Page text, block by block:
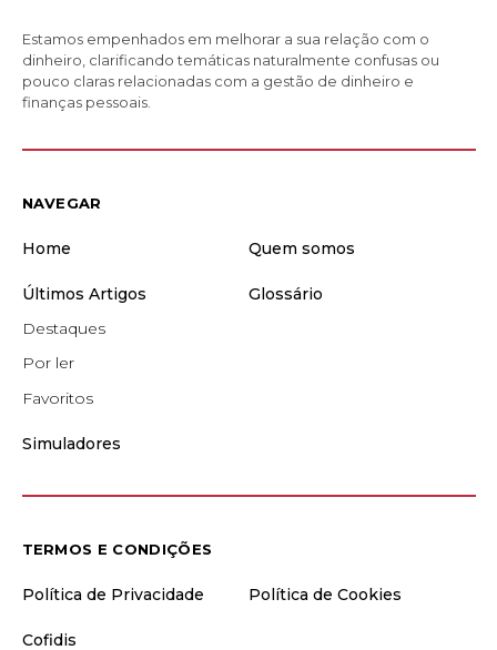
Estamos empenhados em melhorar a sua relação com o
dinheiro, clarificando temáticas naturalmente confusas ou
pouco claras relacionadas com a gestão de dinheiro e
finanças pessoais.
NAVEGAR
Home Quem somos
Últimos Artigos
Destaques
Por ler
Favoritos
Glossário
Simuladores
TERMOS E CONDIÇÕES
Política de Privacidade Política de Cookies
Cofidis